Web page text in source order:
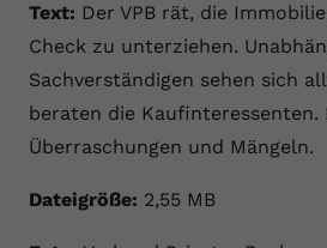
Text: Der VPB rät, die
Check zu unterziehen.
Sachverständigen sehen sich
beraten die Kaufinteressenten.
Überraschungen und Mängeln.
Dateigröße: 2,55 MB